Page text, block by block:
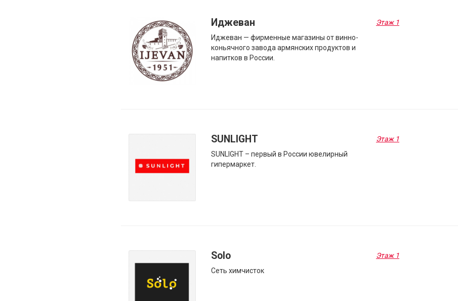
Иджеван
Иджеван — фирменные магазины от винно-
коньячного завода армянских продуктов и
напитков в России.
Этаж 1
SUNLIGHT
SUNLIGHT – первый в России ювелирный
гипермаркет.
Этаж 1
Solo
Сеть химчисток
Этаж 1